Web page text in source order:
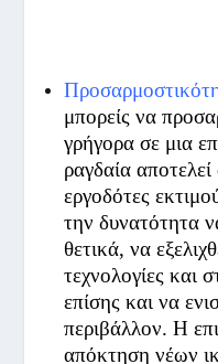
μπορείς να
γρήγορα σε μια
ραγδαία
εργοδότες
την δυνατότητα
θετικά, να
τεχνολογίες και
επίσης και να
περιβάλλον. Η
απόκτηση νέων